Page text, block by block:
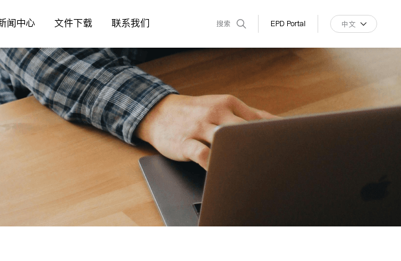
闻中心 文件下载 联系我们 搜索 EPD Portal 中文